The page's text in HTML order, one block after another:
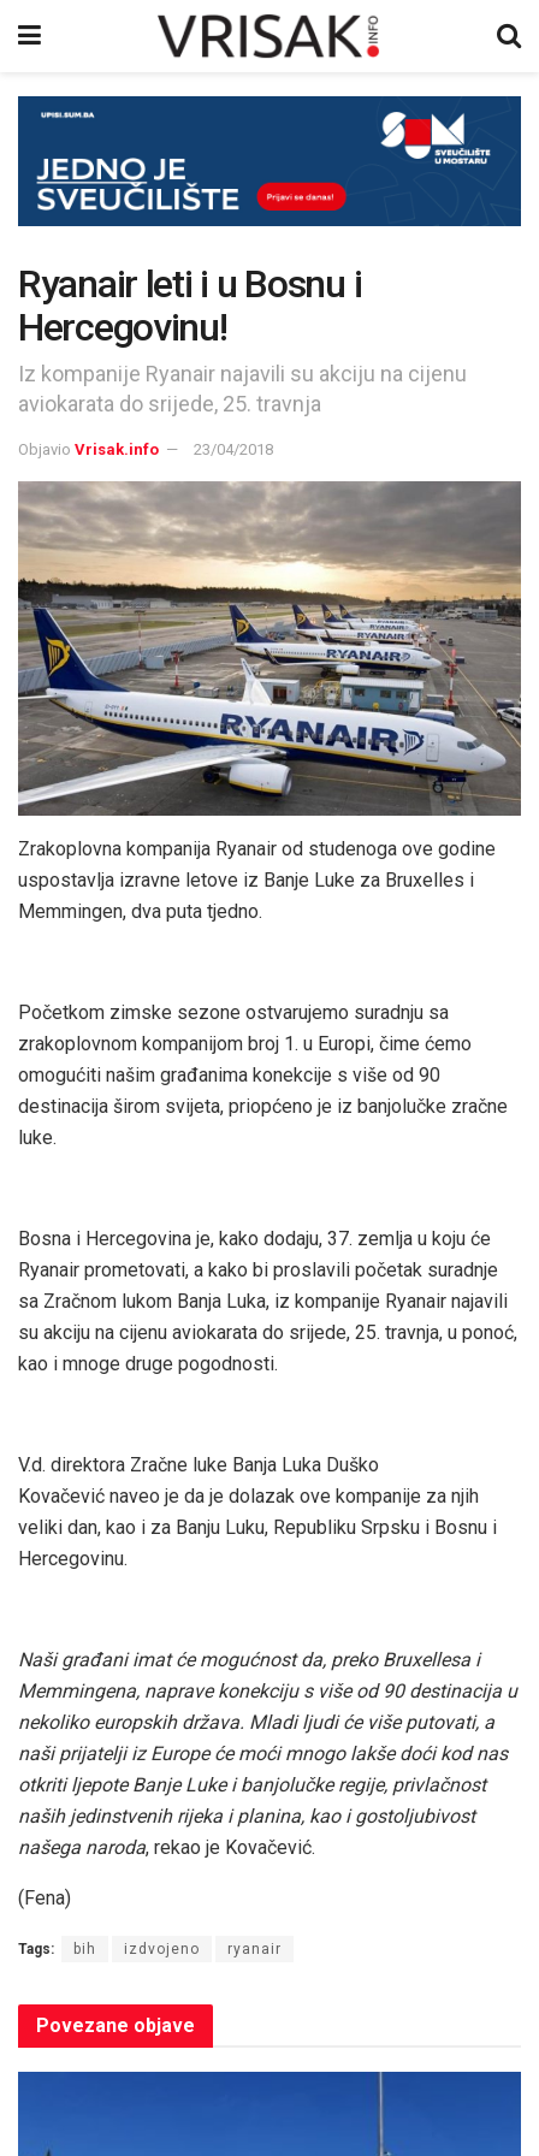
Ryanair leti i u Bosnu i
Hercegovinu!
Iz kompanije Ryanair najavili su akciju na cijenu
aviokarata do srijede, 25. travnja
Objavio Vrisak.info 23/04/2018
Zrakoplovna kompanija Ryanair od studenoga ove godine
uspostavlja izravne letove iz Banje Luke za Bruxelles i
Memmingen, dva puta tjedno.
Početkom zimske sezone ostvarujemo suradnju sa
zrakoplovnom kompanijom broj 1. u Europi, čime ćemo
omogućiti našim građanima konekcije s više od 90
destinacija širom svijeta, priopćeno je iz banjolučke zračne
luke.
Bosna i Hercegovina je, kako dodaju, 37. zemlja u koju će
Ryanair prometovati, a kako bi proslavili početak suradnje
sa Zračnom lukom Banja Luka, iz kompanije Ryanair najavili
su akciju na cijenu aviokarata do srijede, 25. travnja, u ponoć,
kao i mnoge druge pogodnosti.
V.d. direktora Zračne luke Banja Luka Duško
Kovačević naveo je da je dolazak ove kompanije za njih
veliki dan, kao i za Banju Luku, Republiku Srpsku i Bosnu i
Hercegovinu.
Naši građani imat će mogućnost da, preko Bruxellesa i
Memmingena, naprave konekciju s više od 90 destinacija u
nekoliko europskih država. Mladi ljudi će više putovati, a
naši prijatelji iz Europe će moći mnogo lakše doći kod nas
otkriti ljepote Banje Luke i banjolučke regije, privlačnost
naših jedinstvenih rijeka i planina, kao i gostoljubivost
našega naroda, rekao je Kovačević.
(Fena)
Tags: bih izdvojeno ryanair
Povezane objave